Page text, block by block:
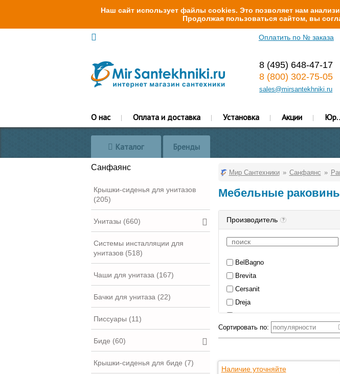
Наш сайт использует файлы cookies. Это позволяет нам
Продолжая пользоваться сайтом, вы
Оплатить по № заказа
8 (495) 648-47-17
8 (800) 302-75-05
sales@mirsantekhniki.ru
О нас Оплата и доставка Установка Акции Юр.
Каталог Бренды
Санфаянс
Крышки-сиденья для унитазов
(205)
Унитазы (660)
Системы инсталляции для
унитазов (518)
Чаши для унитаза (167)
Бачки для унитаза (22)
Писсуары (11)
Биде (60)
Крышки-сиденья для биде (7)
Мир Сантехники Санфаянс
Мебельные
Производитель ?
BelBagno
Brevita
Cersanit
Dreja
Ekokerama
El Fante
Misty
Сортировать по: популярности
Наличие уточняйте